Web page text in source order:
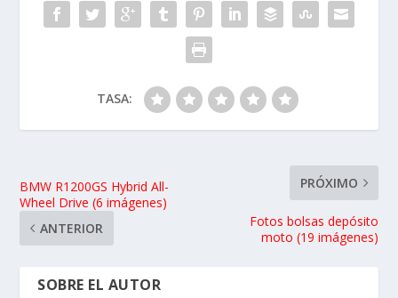
TASA:
BMW R1200GS Hybrid All-
Wheel Drive (6 imágenes)
ANTERIOR
PRÓXIMO
Fotos bolsas depósito
moto (19 imágenes)
SOBRE EL AUTOR